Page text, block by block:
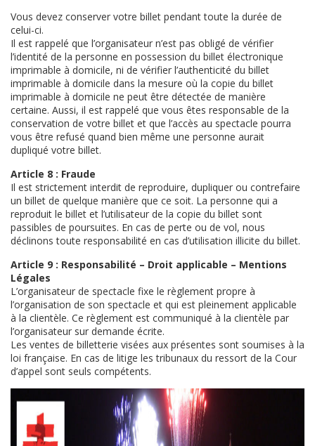
Vous devez conserver votre billet pendant toute la durée de
celui-ci.
Il est rappelé que l’organisateur n’est pas obligé de vérifier
l’identité de la personne en possession du billet électronique
imprimable à domicile, ni de vérifier l’authenticité du billet
imprimable à domicile dans la mesure où la copie du billet
imprimable à domicile ne peut être détectée de manière
certaine. Aussi, il est rappelé que vous êtes responsable de la
conservation de votre billet et que l’accès au spectacle pourra
vous être refusé quand bien même une personne aurait
dupliqué votre billet.
Article 8 : Fraude
Il est strictement interdit de reproduire, dupliquer ou contrefaire
un billet de quelque manière que ce soit. La personne qui a
reproduit le billet et l’utilisateur de la copie du billet sont
passibles de poursuites. En cas de perte ou de vol, nous
déclinons toute responsabilité en cas d’utilisation illicite du billet.
Article 9 : Responsabilité – Droit applicable – Mentions
Légales
L’organisateur de spectacle fixe le règlement propre à
l’organisation de son spectacle et qui est pleinement applicable
à la clientèle. Ce règlement est communiqué à la clientèle par
l’organisateur sur demande écrite.
Les ventes de billetterie visées aux présentes sont soumises à la
loi française. En cas de litige les tribunaux du ressort de la Cour
d’appel sont seuls compétents.